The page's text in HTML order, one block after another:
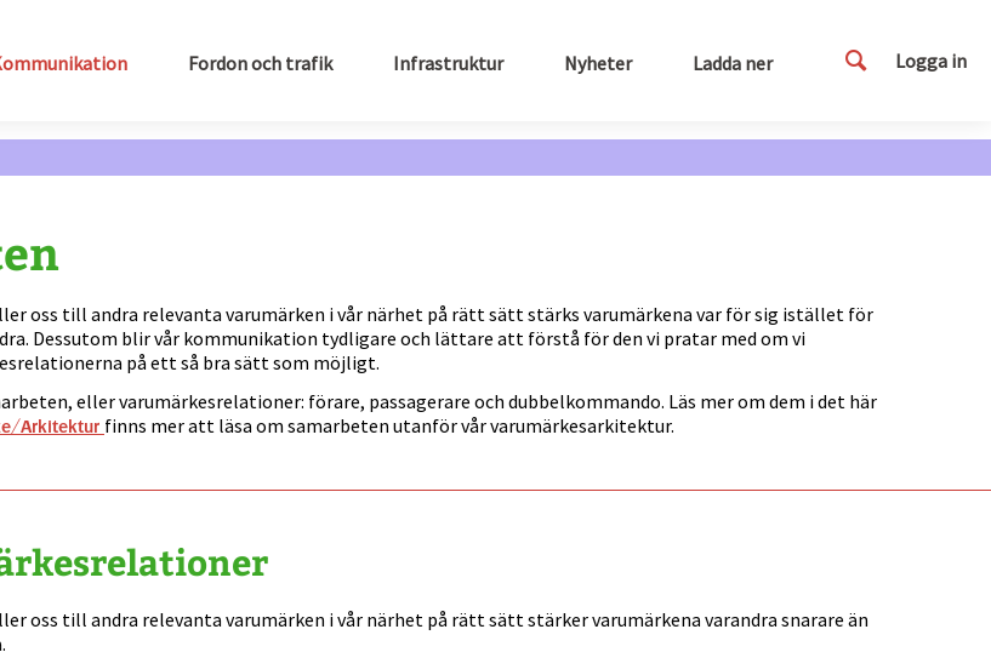
Fordon och trafik Infrastruktur Nyheter Ladda ner Logga in
oss till andra relevanta varumärken i vår närhet på rätt sätt stärks varumärkena var för sig istället för
Dessutom blir vår kommunikation tydligare och lättare att förstå för den vi pratar med om vi
på ett så bra sätt som möjligt.
eller varumärkesrelationer: förare, passagerare och dubbelkommando. Läs mer om dem i det här
Arkitektur finns mer att läsa om samarbeten utanför vår varumärkesarkitektur.
oss till andra relevanta varumärken i vår närhet på rätt sätt stärker varumärkena varandra snarare än